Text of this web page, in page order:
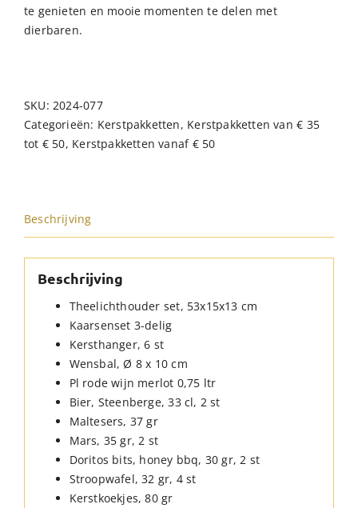
te genieten en mooie momenten te delen met
dierbaren.
SKU:2024-077
Categorieën: Kerstpakketten, Kerstpakketten van € 35
tot € 50, Kerstpakketten vanaf € 50
Beschrijving
Beschrijving
Theelichthouder set, 53x15x13 cm
Kaarsenset 3-delig
Kersthanger, 6 st
Wensbal, Ø 8 x 10 cm
Pl rode wijn merlot 0,75 ltr
Bier, Steenberge, 33 cl, 2 st
Maltesers, 37 gr
Mars, 35 gr, 2 st
Doritos bits, honey bbq, 30 gr, 2 st
Stroopwafel, 32 gr, 4 st
Kerstkoekjes, 80 gr